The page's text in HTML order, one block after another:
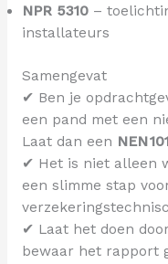
NPR 5310–
installateurs
Samengevat
✔ Ben je
een pand met een
Laat dan een NEN
✔ Het is niet alleen
een slimme stap
✔ Laat het doen
bewaar het rapport